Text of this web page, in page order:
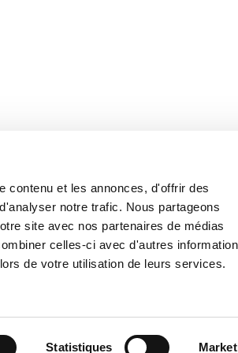
contenu et les annonces, d'offrir des
notre trafic. Nous partageons
site avec nos partenaires de médias
celles-ci avec d'autres
de votre utilisation de leurs services.
Statistiques
Mentions légales